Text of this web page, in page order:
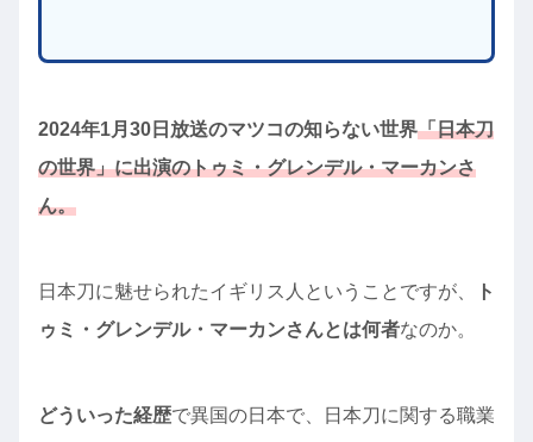
2024年1月30日放送のマツコの知らない世界「日本刀
の世界」に出演のトゥミ・グレンデル・マーカンさ
ん。
日本刀に魅せられたイギリス人ということですが、
ト
ゥミ・グレンデル・マーカンさんとは何者なのか。
どういった経歴で異国の日本で、日本刀に関する職業